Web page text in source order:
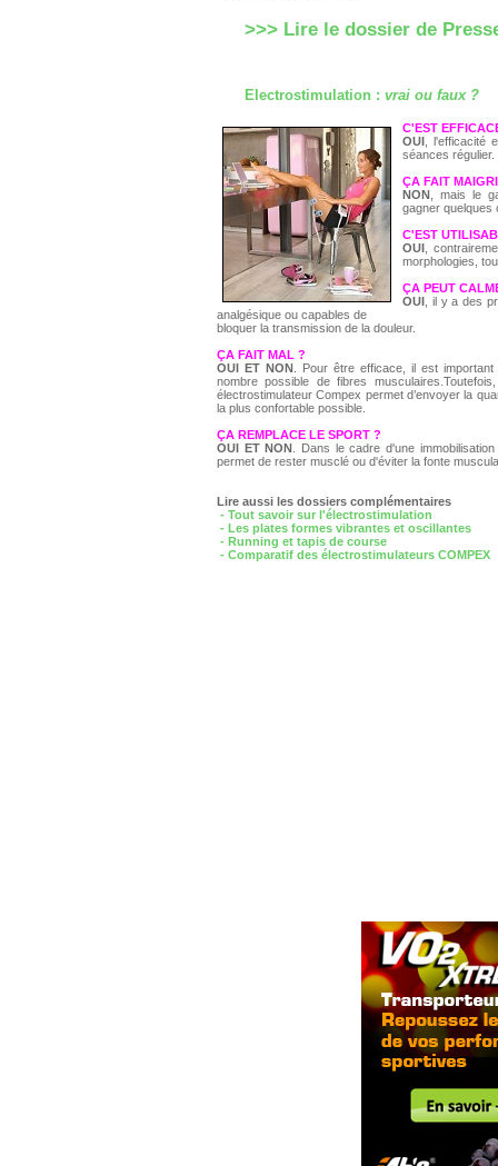
>>> Lire le dossier de
Electrostimulation : vrai ou faux ?
C'EST
OUI , l'efficacité
séances régulier.
ÇA FAIT
NON , mais le
gagner quelques
C'EST
OUI ,
morphologies,
ÇA PEUT
OUI , il y a des
analgésique ou capables de
bloquer la transmission de la douleur.
ÇA FAIT MAL ?
OUI ET NON . Pour être efficace, il est
nombre possible de fibres
électrostimulateur Compex permet d’envoyer la
la plus confortable possible.
ÇA REMPLACE LE SPORT ?
OUI ET NON . Dans le cadre d'une
permet de rester musclé ou d'éviter la fonte
Lire aussi les dossiers complémentaires
- Tout savoir sur l'électrostimulation
- Les plates formes vibrantes et oscillantes
- Running et tapis de course
- Comparatif des électrostimulateurs COMPEX